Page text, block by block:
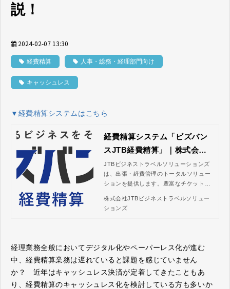
説！
2024-02-07 13:30
経費精算 人事・総務・経理部門向け
キャッシュレス
▼経費精算システムはこちら
経費精算システム「ビズバン
スJTB経費精算」｜株式会社J
TBビジネストラベルソリュー
ションズ
JTBビジネストラベルソリューションズ
は、出張・経費管理のトータルソリュー
ションを提供します。豊富なチケット予
スなどで、全ての出張手配と経費報告の
業務をスムーズに処理。コスト削減と業
株式会社JTBビジネストラベルソリュー
ションズ
経理業務全般においてデジタル化やペーパーレス化が進む
中、経費精算業務は遅れていると課題を感じていません
か？ 近年はキャッシュレス決済が定着してきたこともあ
り、経費精算のキャッシュレス化を検討している方も多いか